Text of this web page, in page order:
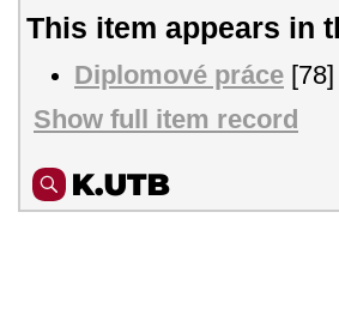
This item appears in
Diplomové práce [78]
Show full item record